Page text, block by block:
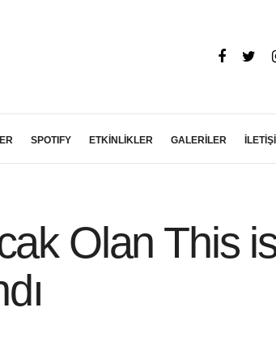
SPOTIFY ETKİNLİKLER GALERİLER
Olan This